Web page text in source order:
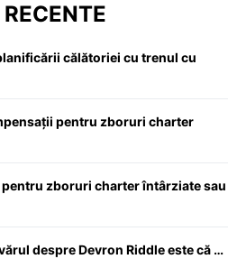
călătoriei cu trenul cu
pentru zboruri charter
zboruri charter întârziate sau
despre Devron Riddle este că …